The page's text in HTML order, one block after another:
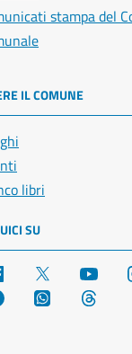
stampa del
IL COMUNE
libri
SU
Facebook
Telegram WhatsApp